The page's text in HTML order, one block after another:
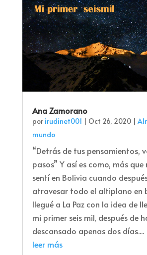
Ana Zamorano
por irudinet001 | Oct 26, 2020|
mundo
“Detrás de tus pensamientos,
pasos” Y así es como, más que
sentí en Bolivia cuando
atravesar todo el altiplano en
llegué a La Paz con la idea de
mi primer seis mil, después de
descansado apenas dos días....
leer más